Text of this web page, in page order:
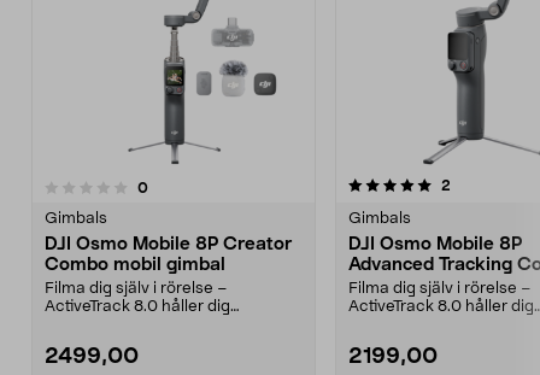
0recensioner
Gimbals
DJI Osmo Mobile 8P Creator
Combo mobil gimbal
Filma dig själv i rörelse –
ActiveTrack 8.0 håller dig
2499,00
5.0 av 5 stjärnor 2
Gimbals
DJI Osmo Mobile 8P
Advanced Tracking
Kit
Filma dig själv i rörelse –
ActiveTrack 8.0 håller dig
2199,00
0.0 av 5 stjärnor